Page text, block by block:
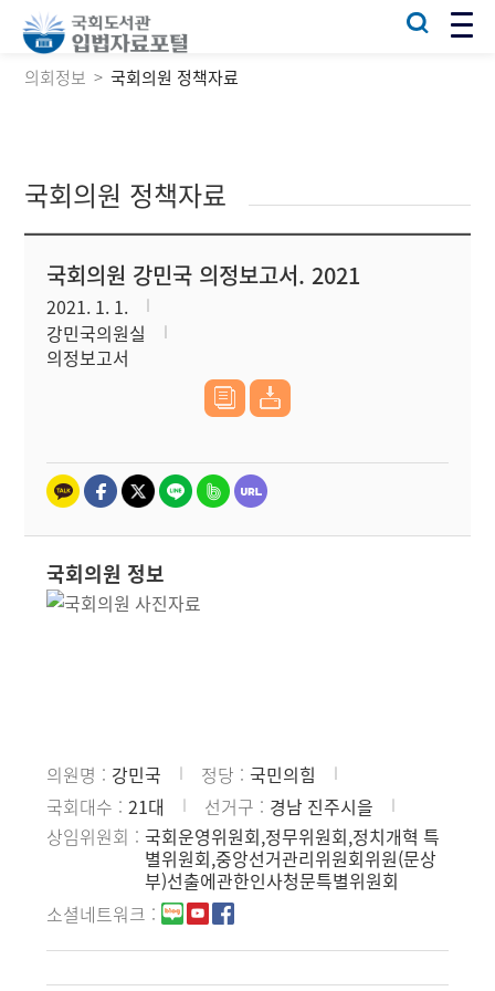
의회정보 국회의원 정책자료
국회의원 정책자료
국회의원 강민국 의정보고서. 2021
2021. 1. 1.
강민국의원실
의정보고서
국회의원 정보
의원명 강민국 정당
국민의힘
국회대수
21대 선거구
경남 진주시을
상임위원회
국회운영위원회,정무위원회,정치개혁 특
별위원회,중앙선거관리위원회위원(문상
부)선출에관한인사청문특별위원회
소셜네트워크